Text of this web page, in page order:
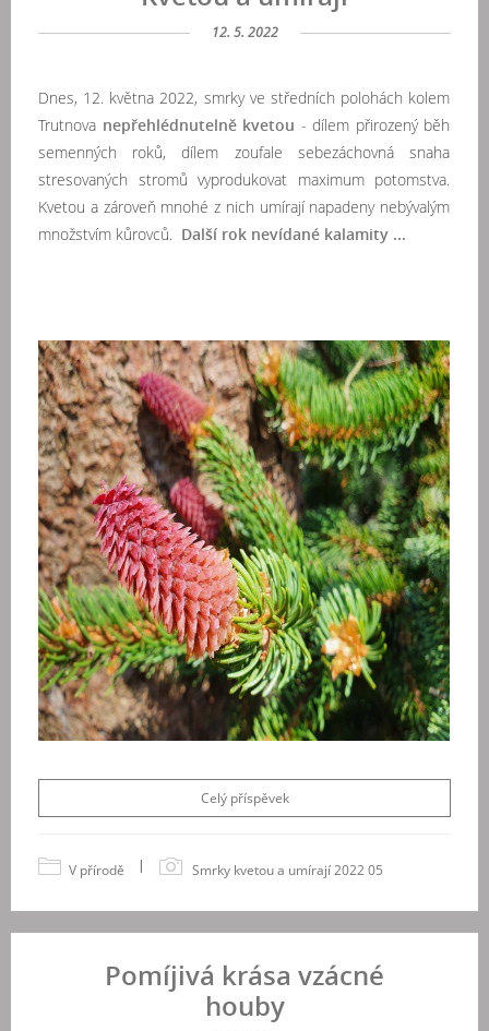
12. 5. 2022
Dnes, 12. května 2022, smrky ve středních polohách kolem
Trutnova nepřehlédnutelně kvetou - dílem přirozený běh
semenných roků, dílem zoufale sebezáchovná snaha
stresovaných stromů vyprodukovat maximum potomstva.
Kvetou a zároveň mnohé z nich umírají napadeny nebývalým
množstvím kůrovců. Další rok nevídané kalamity ...
Celý příspěvek
V přírodě | Smrky kvetou a umírají 2022 05
Pomíjivá krása vzácné
houby